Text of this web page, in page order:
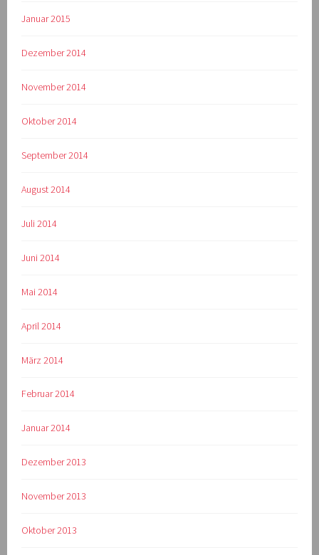
Januar 2015
Dezember 2014
November 2014
Oktober 2014
September 2014
August 2014
Juli 2014
Juni 2014
Mai 2014
April 2014
März 2014
Februar 2014
Januar 2014
Dezember 2013
November 2013
Oktober 2013